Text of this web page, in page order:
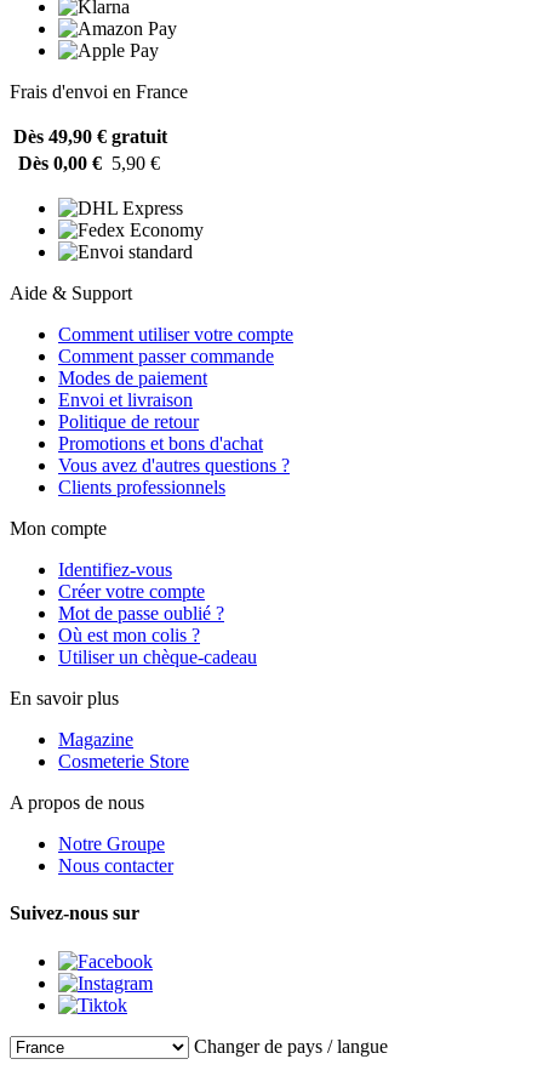
Frais d'envoi en France
Dès 49,90 € gratuit
Dès 0,00 € 5,90 €
Aide & Support
Comment utiliser votre compte
Comment passer commande
Modes de paiement
Envoi et livraison
Politique de retour
Promotions et bons d'achat
Vous avez d'autres questions ?
Clients professionnels
Mon compte
Identifiez-vous
Créer votre compte
Mot de passe oublié ?
Où est mon colis ?
Utiliser un chèque-cadeau
En savoir plus
Magazine
Cosmeterie Store
A propos de nous
Notre Groupe
Nous contacter
Suivez-nous sur
Changer de pays / langue